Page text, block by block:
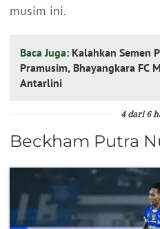
musim ini.
Baca Juga: Kalahkan Semen
Pramusim, Bhayangkara FC
Antarlini
4 dari 6
Beckham Putra